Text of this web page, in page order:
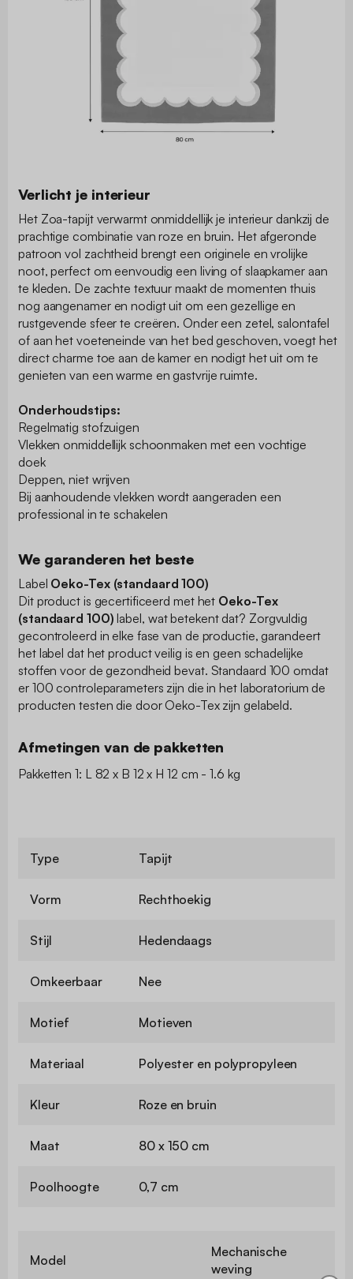
Verlicht je interieur
Het Zoa-tapijt verwarmt onmiddellijk je interieur dankzij de
prachtige combinatie van roze en bruin. Het afgeronde
patroon vol zachtheid brengt een originele en vrolijke
noot, perfect om eenvoudig een living of slaapkamer aan
te kleden. De zachte textuur maakt de momenten thuis
nog aangenamer en nodigt uit om een gezellige en
rustgevende sfeer te creëren. Onder een zetel, salontafel
of aan het voeteneinde van het bed geschoven, voegt het
direct charme toe aan de kamer en nodigt het uit om te
genieten van een warme en gastvrije ruimte.
Onderhoudstips:
Regelmatig stofzuigen
Vlekken onmiddellijk schoonmaken met een vochtige
doek
Deppen, niet wrijven
Bij aanhoudende vlekken wordt aangeraden een
professional in te schakelen
We garanderen het beste
Label Oeko-Tex (standaard 100)
Dit product is gecertificeerd met het Oeko-Tex
(standaard 100) label, wat betekent dat? Zorgvuldig
gecontroleerd in elke fase van de productie, garandeert
het label dat het product veilig is en geen schadelijke
stoffen voor de gezondheid bevat. Standaard 100 omdat
er 100 controleparameters zijn die in het laboratorium de
producten testen die door Oeko-Tex zijn gelabeld.
Afmetingen van de pakketten
Pakketten 1: L 82 x B 12 x H 12 cm - 1.6 kg
Type Tapijt
Vorm Rechthoekig
Stijl Hedendaags
Omkeerbaar Nee
Motief Motieven
Materiaal Polyester en polypropyleen
Kleur Roze en bruin
Maat 80 x 150 cm
Poolhoogte 0,7 cm
Model
Mechanische
weving